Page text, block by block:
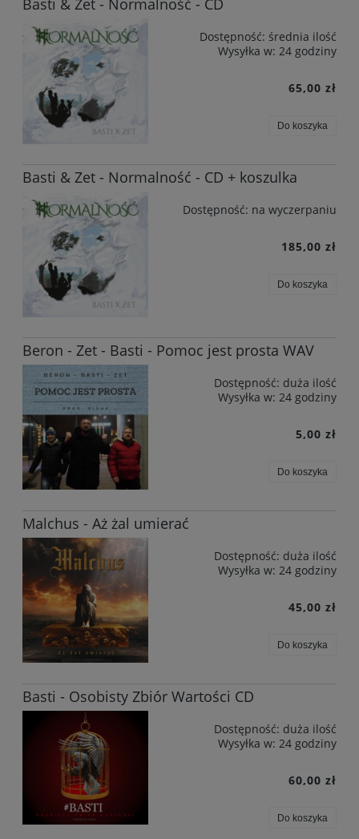
Dostępność: średnia ilość
Wysyłka w: 24 godziny
65,00 zł
Do koszyka
Basti & Zet - Normalność - CD + koszulka
Dostępność: na wyczerpaniu
185,00 zł
Do koszyka
Beron - Zet - Basti - Pomoc jest prosta WAV
Dostępność: duża ilość
Wysyłka w: 24 godziny
5,00 zł
Do koszyka
Malchus - Aż żal umierać
Dostępność: duża ilość
Wysyłka w: 24 godziny
45,00 zł
Do koszyka
Basti - Osobisty Zbiór Wartości CD
Dostępność: duża ilość
Wysyłka w: 24 godziny
60,00 zł
Do koszyka